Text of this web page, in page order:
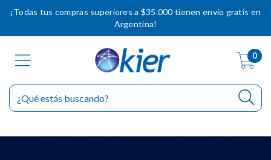
¡Todas tus compras superiores a $35.000 tienen envío gratis en
Argentina!
0